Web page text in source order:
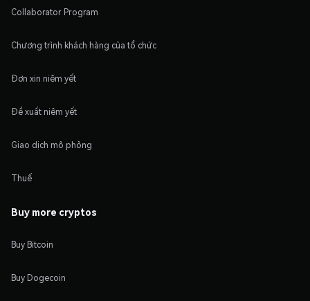
Collaborator Program
Chương trình khách hàng của tổ chức
Đơn xin niêm yết
Đề xuất niêm yết
Giao dịch mô phỏng
Thuế
Buy more cryptos
Buy Bitcoin
Buy Dogecoin